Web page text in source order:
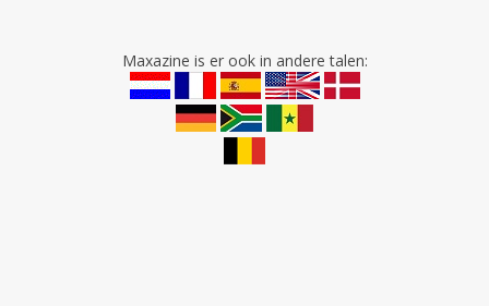
Maxazine is er ook in andere talen: